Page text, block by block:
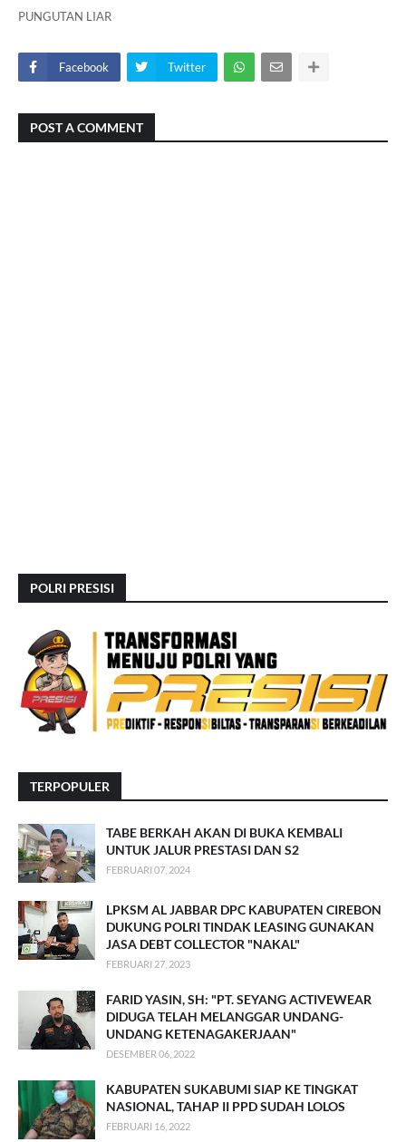
PUNGUTAN LIAR
Facebook Twitter
POST A COMMENT
POLRI PRESISI
TERPOPULER
TABE BERKAH AKAN DI BUKA KEMBALI
UNTUK JALUR PRESTASI DAN S2
FEBRUARI 07, 2024
LPKSM AL JABBAR DPC KABUPATEN CIREBON
DUKUNG POLRI TINDAK LEASING GUNAKAN
JASA DEBT COLLECTOR "NAKAL"
FEBRUARI 27, 2023
FARID YASIN, SH: "PT. SEYANG ACTIVEWEAR
DIDUGA TELAH MELANGGAR UNDANG-
UNDANG KETENAGAKERJAAN"
DESEMBER 06, 2022
KABUPATEN SUKABUMI SIAP KE TINGKAT
NASIONAL, TAHAP II PPD SUDAH LOLOS
FEBRUARI 16, 2022